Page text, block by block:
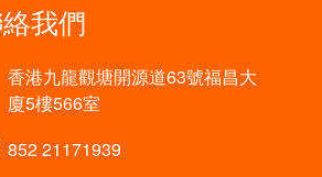
我們
香港九龍觀塘開源道63號福昌大
廈5樓566室
852 21171939